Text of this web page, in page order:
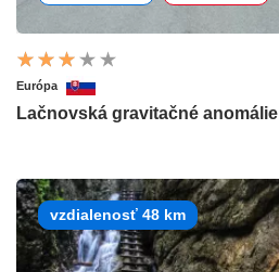
Európa
Lačnovská gravitačné anomálie
vzdialenosť 48 km